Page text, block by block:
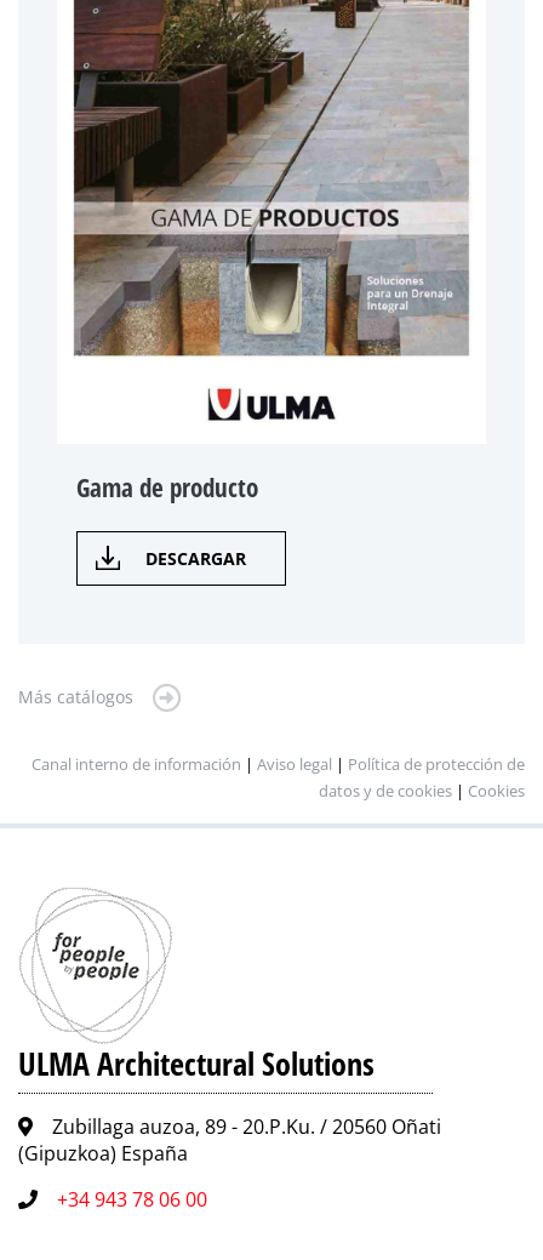
Gama de producto
DESCARGAR
Más catálogos
Canal interno de información | Aviso legal | Política de protección de
datos y de cookies | Cookies
ULMA Architectural Solutions
Zubillaga auzoa, 89 - 20.P.Ku. / 20560 Oñati
(Gipuzkoa) España
+34 943 78 06 00